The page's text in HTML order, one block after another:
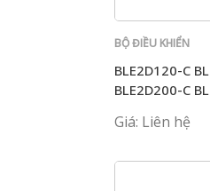
BỘ ĐIỀU KHIỂN
BLE2D120-C
BLE2D200-C
Giá: Liên hệ